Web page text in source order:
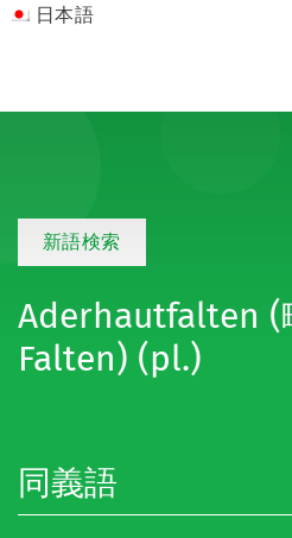
日本語
新語検索
Aderhautfalten (
Falten) (pl.)
同義語